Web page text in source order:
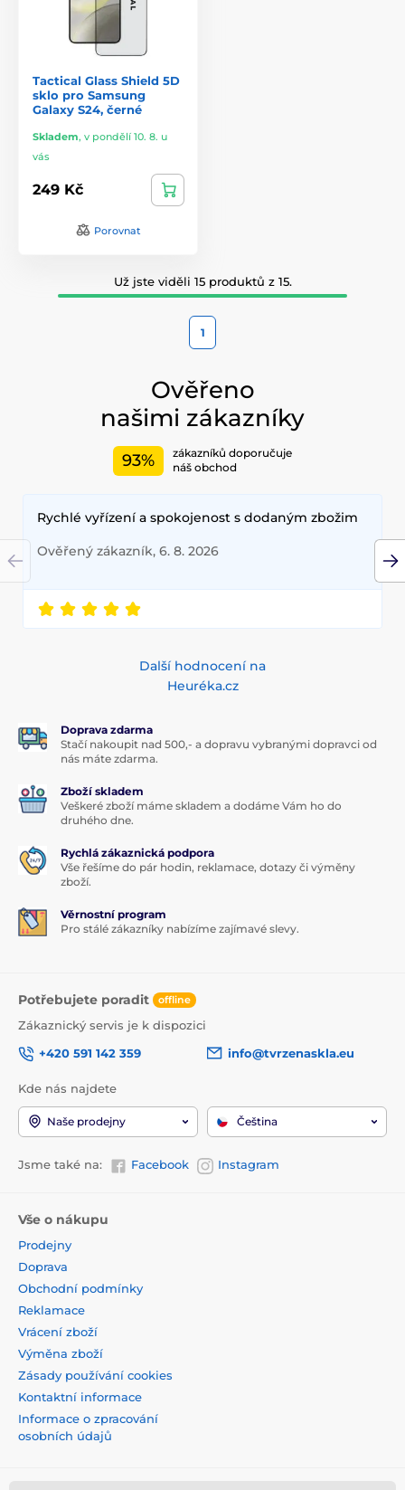
Tactical Glass Shield 5D
sklo pro Samsung
Galaxy S24, černé
Skladem, v pondělí 10. 8. u
vás
249 Kč
Porovnat
Už jste viděli 15 produktů z 15.
1
Ověřeno
našimi zákazníky
93%
zákazníků doporučuje
náš obchod
Rychlé vyřízení a spokojenost s dodaným zbožim
Ověřený zákazník, 6. 8. 2026
Další hodnocení na
Heuréka.cz
Doprava zdarma
Stačí nakoupit nad 500,- a dopravu vybranými dopravci od
nás máte zdarma.
Zboží skladem
Veškeré zboží máme skladem a dodáme Vám ho do
druhého dne.
Rychlá zákaznická podpora
Vše řešíme do pár hodin, reklamace, dotazy či výměny
zboží.
Věrnostní program
Pro stálé zákazníky nabízíme zajímavé slevy.
Potřebujete poradit offline
Zákaznický servis je k dispozici
+420 591 142 359
info@tvrzenaskla.eu
Kde nás najdete
Naše prodejny Čeština
Jsme také na: Facebook Instagram
Vše o nákupu
Prodejny
Doprava
Obchodní podmínky
Reklamace
Vrácení zboží
Výměna zboží
Zásady používání cookies
Kontaktní informace
Informace o zpracování
osobních údajů